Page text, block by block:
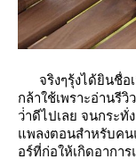
จริงๆรุ้งได้ยินชื่อเ
กล้าใช้เพราะอ่านรี
ว่่าดีไปเลย จนกระ
พลงตอนสำหรับคน
อร์ที่ก่อให้เกิดอากา